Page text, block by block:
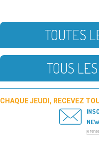
TOUTES
TOUS
CHAQUE JEUDI, RECEVEZ